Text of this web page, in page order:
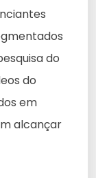
do
do
em
alcançar